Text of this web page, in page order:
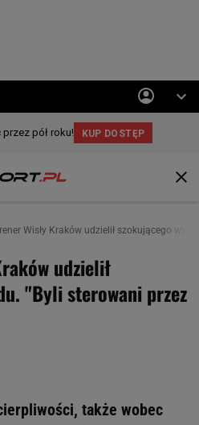
Wisły Kraków udzielił szokującego
udzielił
"Byli sterowani przez
także wobec